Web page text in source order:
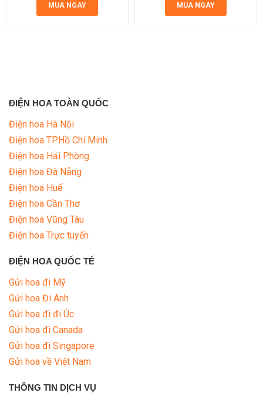
MUA NGAY MUA NGAY
ĐIỆN HOA TOÀN QUỐC
Điện hoa Hà Nội
Điện hoa TP.Hồ Chí Minh
Điện hoa Hải Phòng
Điện hoa Đà Nẵng
Điện hoa Huế
Điện hoa Cần Thơ
Điện hoa Vũng Tàu
Điện hoa Trực tuyến
ĐIỆN HOA QUỐC TẾ
Gửi hoa đi Mỹ
Gửi hoa Đi Anh
Gửi hoa đi đi Úc
Gửi hoa đi Canada
Gửi hoa đi Singapore
Gửi hoa về Việt Nam
THÔNG TIN DỊCH VỤ